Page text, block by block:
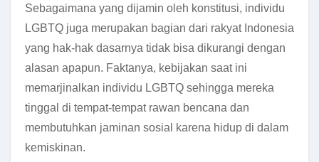
Sebagaimana yang dijamin oleh konstitusi, individu
LGBTQ juga merupakan bagian dari rakyat Indonesia
yang hak-hak dasarnya tidak bisa dikurangi dengan
alasan apapun. Faktanya, kebijakan saat ini
memarjinalkan individu LGBTQ sehingga mereka
tinggal di tempat-tempat rawan bencana dan
membutuhkan jaminan sosial karena hidup di dalam
kemiskinan.